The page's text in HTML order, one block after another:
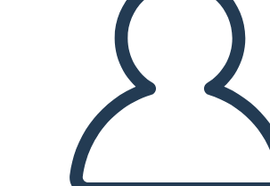
ATSKAŅOT SLAIDRĀDI
IZLASI MAN